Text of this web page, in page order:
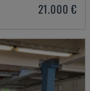
21.000 €